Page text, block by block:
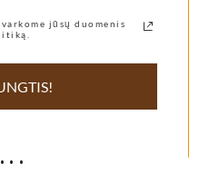
INFORMACIJA
labiausiai
jūsų duomenis